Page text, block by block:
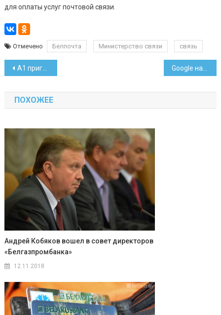
для оплаты услуг почтовой связи.
Отмечено Белпочта Министерство связи связь
Навигация
по
записям
А1 приглаcил на ночные продажи смартфона, обещает скидки и подарки
ПОХОЖЕЕ
Андрей Кобяков вошел в совет директоров
«Белгазпромбанка»
12.11.2018